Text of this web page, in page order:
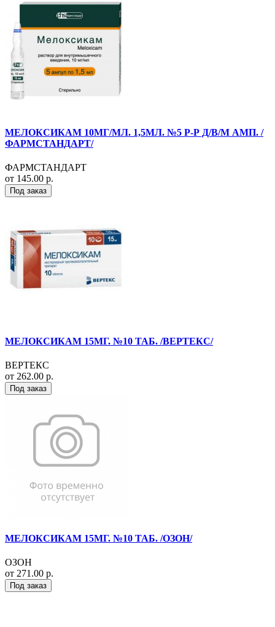
МЕЛОКСИКАМ 10МГ/МЛ. 1,5МЛ. №5 Р-Р Д/В/М АМП. /
ФАРМСТАНДАРТ/
ФАРМСТАНДАРТ
от 145.00 р.
Под заказ
МЕЛОКСИКАМ 15МГ. №10 ТАБ. /ВЕРТЕКС/
ВЕРТЕКС
от 262.00 р.
Под заказ
МЕЛОКСИКАМ 15МГ. №10 ТАБ. /ОЗОН/
ОЗОН
от 271.00 р.
Под заказ